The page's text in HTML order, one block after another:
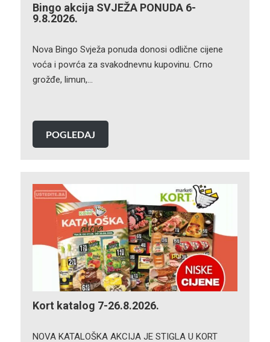
Bingo akcija SVJEŽA PONUDA 6-
9.8.2026.
Nova Bingo Svježa ponuda donosi odlične cijene
voća i povrća za svakodnevnu kupovinu. Crno
grožđe, limun,…
POGLEDAJ
Kort katalog 7-26.8.2026.
NOVA KATALOŠKA AKCIJA JE STIGLA U KORT